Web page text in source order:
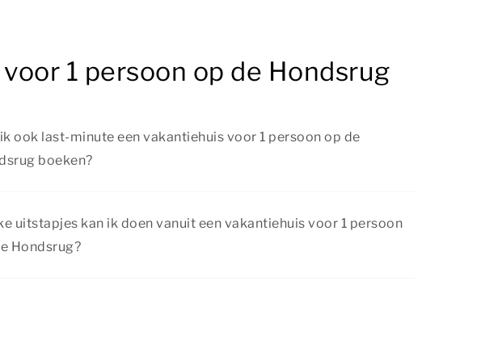
1 persoon op de Hondsrug
ook last-minute een vakantiehuis voor 1 persoon op de
boeken?
uitstapjes kan ik doen vanuit een vakantiehuis voor 1 persoon
Hondsrug?